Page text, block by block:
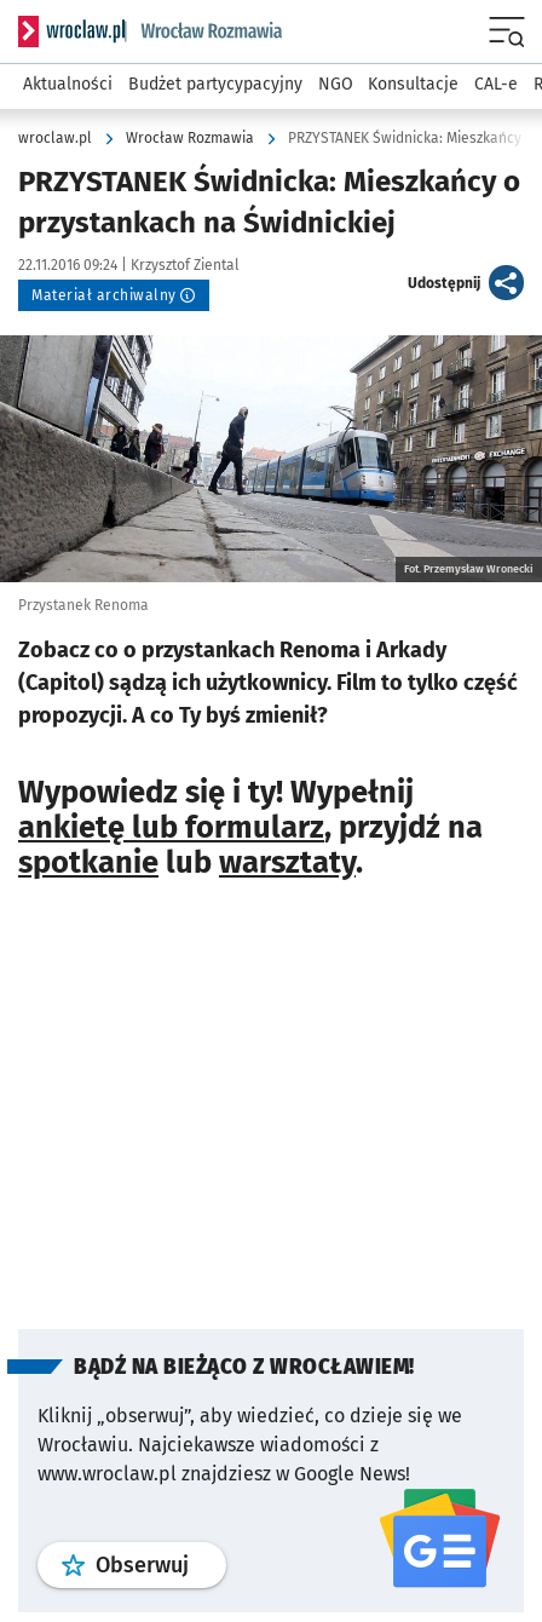
Serwis informacyjny wroclaw.pl podserwis: Rozmawia
Aktualności Budżet partycypacyjny NGO Konsultacje CAL-e
wroclaw.pl Wrocław Rozmawia PRZYSTANEK Świdnicka: Mieszkańcy
PRZYSTANEK Świdnicka: Mieszkańcy o
przystankach na Świdnickiej
Data publikacji:
22.11.2016 09:24 | Autor:
Krzysztof Ziental
Materiał archiwalny
Udostępnijartykuł
Kliknij, aby powiększyć
Fot. Przemysław Wronecki
Przystanek Renoma
Zobacz co o przystankach Renoma i Arkady
(Capitol) sądzą ich użytkownicy. Film to tylko część
propozycji. A co Ty byś zmienił?
Wypowiedz się i ty! Wypełnij
ankietę lub formularz, przyjdź na
spotkanie lubwarsztaty.
BĄDŹ NA BIEŻĄCO Z WROCŁAWIEM!
Kliknij „obserwuj”, aby wiedzieć, co dzieje się we
Wrocławiu. Najciekawsze wiadomości z
www.wroclaw.pl znajdziesz w Google News!
Obserwuj profil serwisu